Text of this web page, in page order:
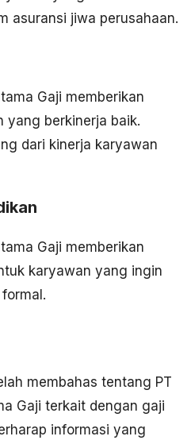
asuransi jiwa perusahaan.
Gaji memberikan
yang berkinerja baik.
dari kinerja karyawan
Gaji memberikan
karyawan yang ingin
membahas tentang PT
Gaji terkait dengan gaji
informasi yang